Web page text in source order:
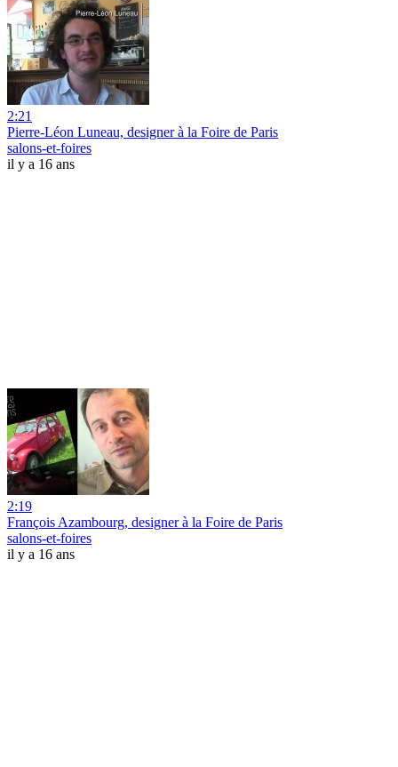
2:21
Pierre-Léon Luneau, designer à la Foire de Paris
salons-et-foires
il y a 16 ans
2:19
François Azambourg, designer à la Foire de Paris
salons-et-foires
il y a 16 ans